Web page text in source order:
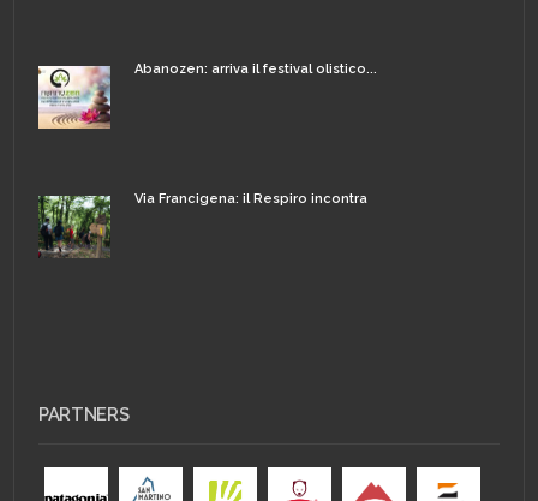
Abanozen: arriva il festival olistico...
Via Francigena: il Respiro incontra
PARTNERS